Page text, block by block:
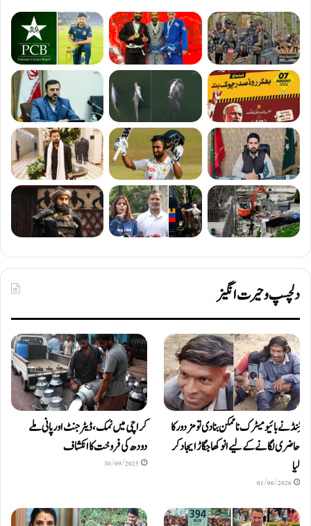
دلچسپ و حیرت انگیز
ٹِنڈ نے بائیومیٹرک ناممکن بنا دی تو مزدور کا
حاضری لگانے کے لیے انوکھا جگاڑ ایجاد کر
لیا
01/06/2026
کراچی میں نمک، ڈیٹرجنٹ اور پانی ملے
دودھ کی فروخت کا انکشاف
30/09/2025